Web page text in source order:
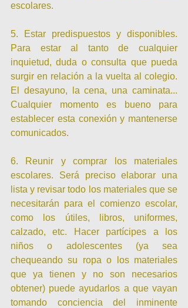
escolares.
5. Estar predispuestos y disponibles.
Para estar al tanto de cualquier
inquietud, duda o consulta que pueda
surgir en relación a la vuelta al colegio.
El desayuno, la cena, una caminata...
Cualquier momento es bueno para
establecer esta conexión y mantenerse
comunicados.
6. Reunir y comprar los materiales
escolares. Será preciso elaborar una
lista y revisar todo los materiales que se
necesitarán para el comienzo escolar,
como los útiles, libros, uniformes,
calzado, etc. Hacer partícipes a los
niños o adolescentes (ya sea
chequeando su ropa o los materiales
que ya tienen y no son necesarios
obtener) puede ayudarlos a que vayan
tomando conciencia del inminente